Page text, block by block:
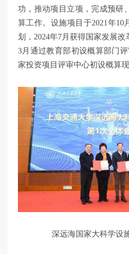
功，推动项目立项，完成预研
算工作。设施项目于2021年10
划，2024年7月获得国家发展改
3月通过教育部初设概算部门评
家投资项目评审中心初设概算
深远海国家大科学设